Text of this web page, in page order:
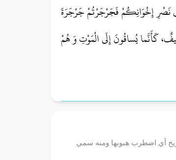
نَصْرِ إِخْوَانِكُمْ فَجَرْجَرْتُمْ جَرْجَرَةَ
كَأَنَّما يُساقُونَ إِلَى الْمَوْتِ وَ هُمْ
أي اضطرب هبوبها ومنه سمي